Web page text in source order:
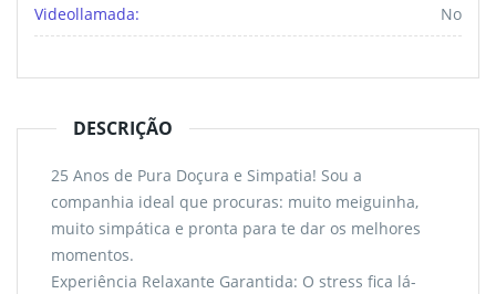
Videollamada: No
DESCRIÇÃO
25 Anos de Pura Doçura e Simpatia! Sou a
companhia ideal que procuras: muito meiguinha,
muito simpática e pronta para te dar os melhores
momentos.
Experiência Relaxante Garantida: O stress fica lá-